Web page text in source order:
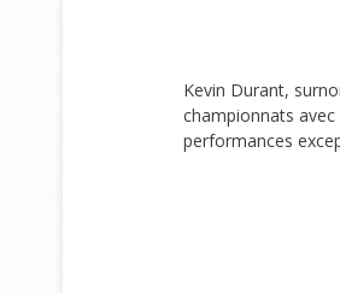
Kevin Durant,
championnats
performances